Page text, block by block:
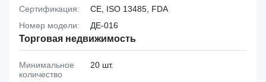
Сертификация:
CE, ISO 13485, FDA
Номер модели:
ДЕ-016
Торговая недвижимость
Минимальное
количество
20 шт.